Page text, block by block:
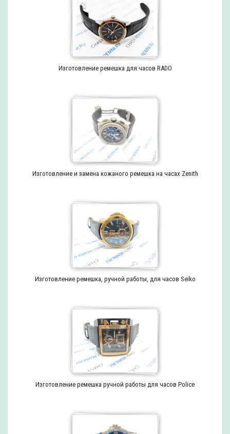
Изготовление ремешка для часов RADO
Изготовление и замена кожаного ремешка на часах Zenith
Изготовление ремешка, ручной работы, для часов Seiko
Изготовление ремешка ручной работы для часов Police